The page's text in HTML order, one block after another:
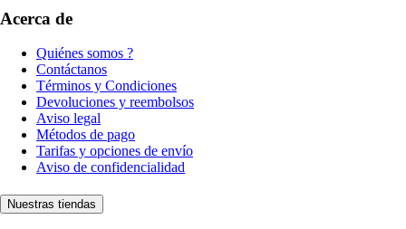
Acerca de
Quiénes somos ?
Contáctanos
Términos y Condiciones
Devoluciones y reembolsos
Aviso legal
Métodos de pago
Tarifas y opciones de envío
Aviso de confidencialidad
Nuestras tiendas